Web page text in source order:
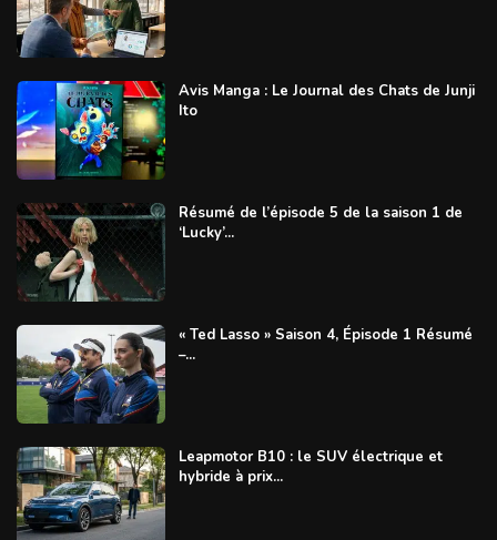
Avis Manga : Le Journal des Chats de Junji
Ito
Résumé de l’épisode 5 de la saison 1 de
‘Lucky’...
« Ted Lasso » Saison 4, Épisode 1 Résumé
–...
Leapmotor B10 : le SUV électrique et
hybride à prix...